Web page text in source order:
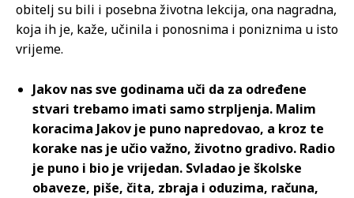
obitelj su bili i posebna životna lekcija, ona nagradna,
koja ih je, kaže, učinila i ponosnima i poniznima u isto
vrijeme.
Jakov nas sve godinama uči da za određene
stvari trebamo imati samo strpljenja. Malim
koracima Jakov je puno napredovao, a kroz te
korake nas je učio važno, životno gradivo. Radio
je puno i bio je vrijedan. Svladao je školske
obaveze, piše, čita, zbraja i oduzima, računa,